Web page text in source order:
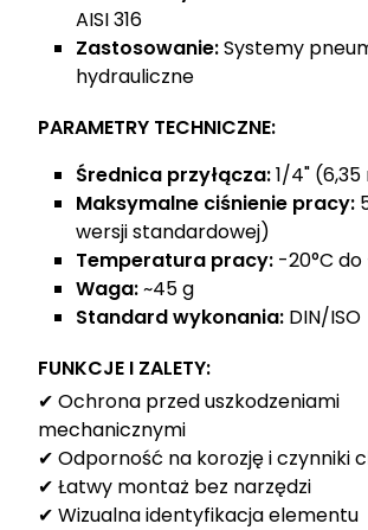
AISI 316
Zastosowanie:Systemy
hydrauliczne
PARAMETRY TECHNICZNE:
Średnica przyłącza:1/4"
Maksymalne ciśnienie pracy:
wersji standardowej)
Temperatura pracy: -20°C do
Waga:~45 g
Standard wykonania: DIN/ISO
FUNKCJE I ZALETY:
✔ Ochrona przed uszkodzeniami
mechanicznymi
✔ Odporność na korozję i czynniki
✔ Łatwy montaż bez narzędzi
✔ Wizualna identyfikacja elementu